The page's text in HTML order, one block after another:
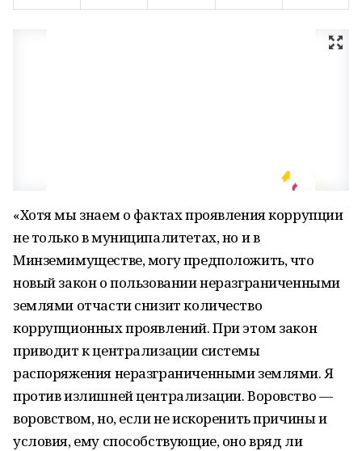
«Хотя мы знаем о фактах проявления коррупции
не только в муниципалитетах, но и в
Минземимуществе, могу предположить, что
новый закон о пользовании неразграниченными
землями отчасти снизит количество
коррупционных проявлений. При этом закон
приводит к централизации системы
распоряжения неразграниченными землями. Я
против излишней централизации. Воровство —
воровством, но, если не искоренить причины и
условия, ему способствующие, оно вряд ли